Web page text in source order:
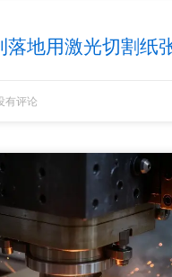
落地用激光切割纸
有评论